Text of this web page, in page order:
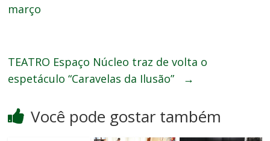
março
TEATRO Espaço Núcleo traz de volta o
espetáculo “Caravelas da Ilusão”
→
Você pode gostar também